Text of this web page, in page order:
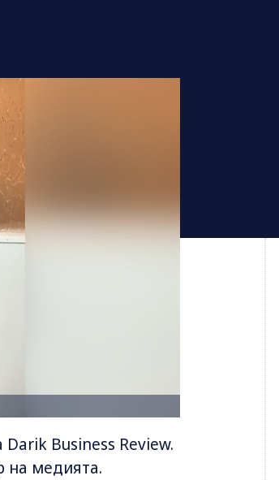
Business Review.
на медията.